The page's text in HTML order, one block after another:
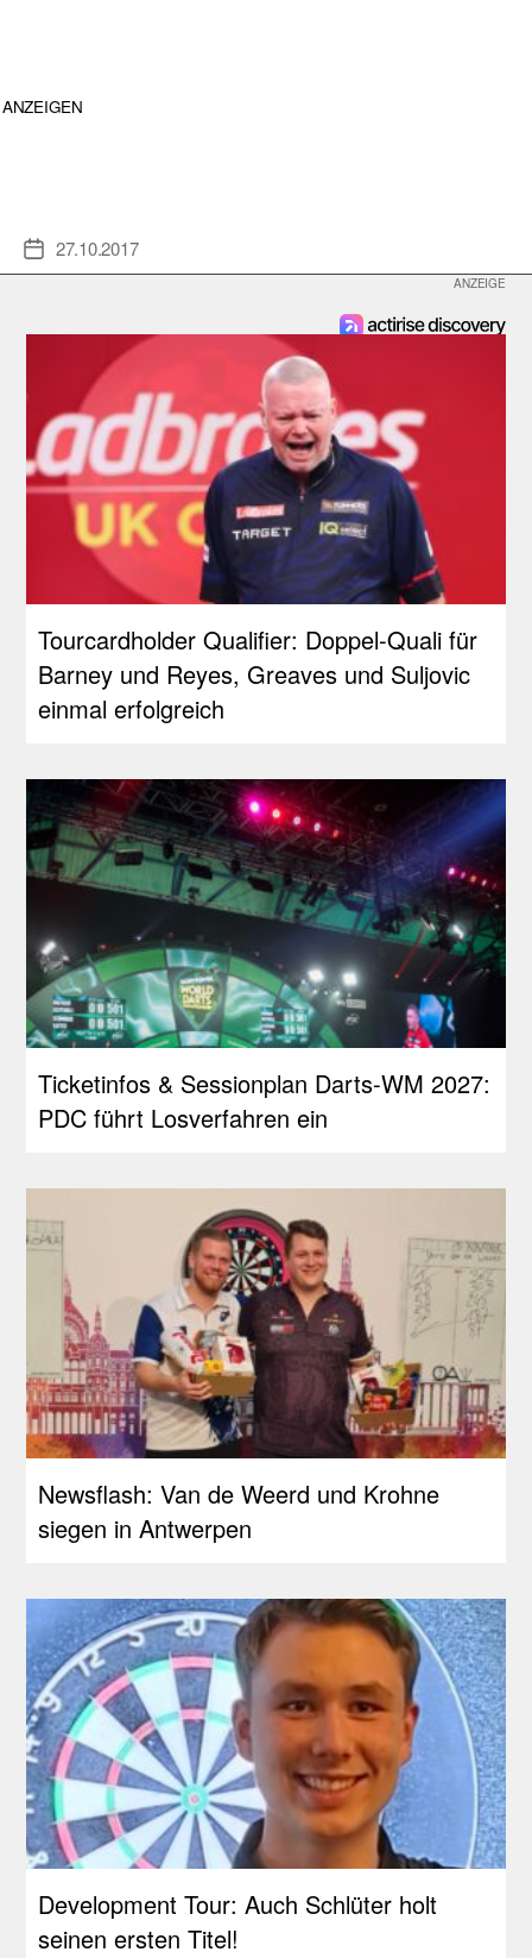
ANZEIGEN
Veröffentlichungsdatum
27.10.2017
Tourcardholder Qualifier: Doppel-Quali für
Barney und Reyes, Greaves und Suljovic
einmal erfolgreich
Ticketinfos & Sessionplan Darts-WM 2027:
PDC führt Losverfahren ein
Newsflash: Van de Weerd und Krohne
siegen in Antwerpen
Development Tour: Auch Schlüter holt
seinen ersten Titel!